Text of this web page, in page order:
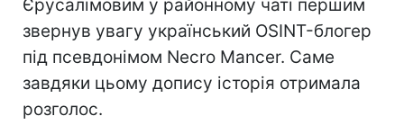
Єрусалімовим у районному чаті першим
звернув увагу український OSINT-блогер
під псевдонімом Necro Mancer. Саме
завдяки цьому допису історія отримала
розголос.